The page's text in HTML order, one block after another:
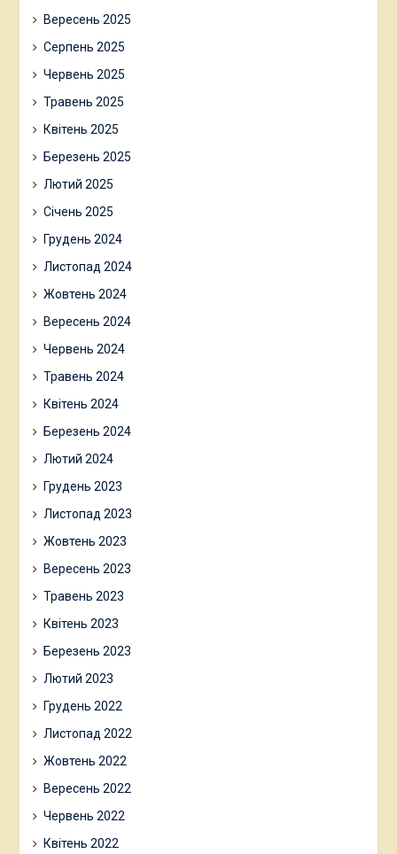
Вересень 2025
Серпень 2025
Червень 2025
Травень 2025
Квітень 2025
Березень 2025
Лютий 2025
Січень 2025
Грудень 2024
Листопад 2024
Жовтень 2024
Вересень 2024
Червень 2024
Травень 2024
Квітень 2024
Березень 2024
Лютий 2024
Грудень 2023
Листопад 2023
Жовтень 2023
Вересень 2023
Травень 2023
Квітень 2023
Березень 2023
Лютий 2023
Грудень 2022
Листопад 2022
Жовтень 2022
Вересень 2022
Червень 2022
Квітень 2022